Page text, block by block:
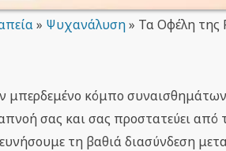
» Ψυχανάλυση» Τα Οφέλη της
μπερδεμένο κόμπο
σας και σας προστατεύει
τη βαθιά διασύνδεση